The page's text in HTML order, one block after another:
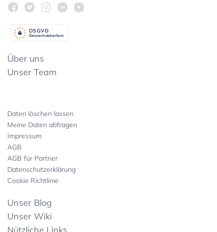
Datenschutzkonform
DSGVO
Über uns
Unser Team
Daten löschen lassen
Meine Daten abfragen
Impressum
AGB
AGB für Partner
Datenschutzerklärung
Cookie Richtlinie
Unser Blog
Unser Wiki